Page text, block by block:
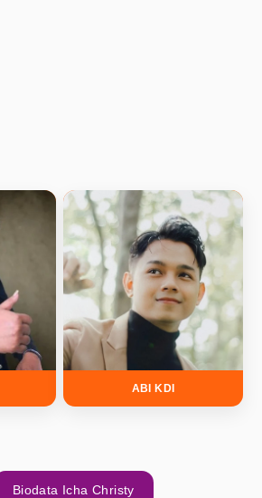
ABI KDI
Biodata Icha Christy